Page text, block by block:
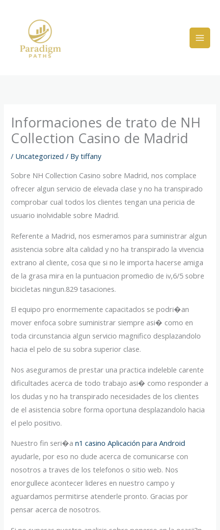
Informaciones de trato de NH
Collection Casino de Madrid
/ Uncategorized / Bytiffany
Sobre NH Collection Casino sobre Madrid, nos complace
ofrecer algun servicio de elevada clase y no ha transpirado
comprobar cual todos los clientes tengan una pericia de
usuario inolvidable sobre Madrid.
Referente a Madrid, nos esmeramos para suministrar algun
asistencia sobre alta calidad y no ha transpirado la vivencia
extrano al cliente, cosa que si no le importa hacerse amiga
de la grasa mira en la puntuacion promedio de iv,6/5 sobre
bicicletas ningun.829 tasaciones.
El equipo pro enormemente capacitados se podri�an
mover enfoca sobre suministrar siempre asi� como en
toda circunstancia algun servicio magnifico desplazandolo
hacia el pelo de su sobra superior clase.
Nos aseguramos de prestar una practica indeleble carente
dificultades acerca de todo trabajo asi� como responder a
los dudas y no ha transpirado necesidades de los clientes
de el asistencia sobre forma oportuna desplazandolo hacia
el pelo positivo.
Nuestro fin seri�an1 casino Aplicación para Android
ayudarle, por eso no dude acerca de comunicarse con
nosotros a traves de los telefonos o sitio web. Nos
enorgullece acontecer lideres en nuestro campo y
aguardamos permitirse atenderle pronto. Gracias por
pensar acerca de nosotros.